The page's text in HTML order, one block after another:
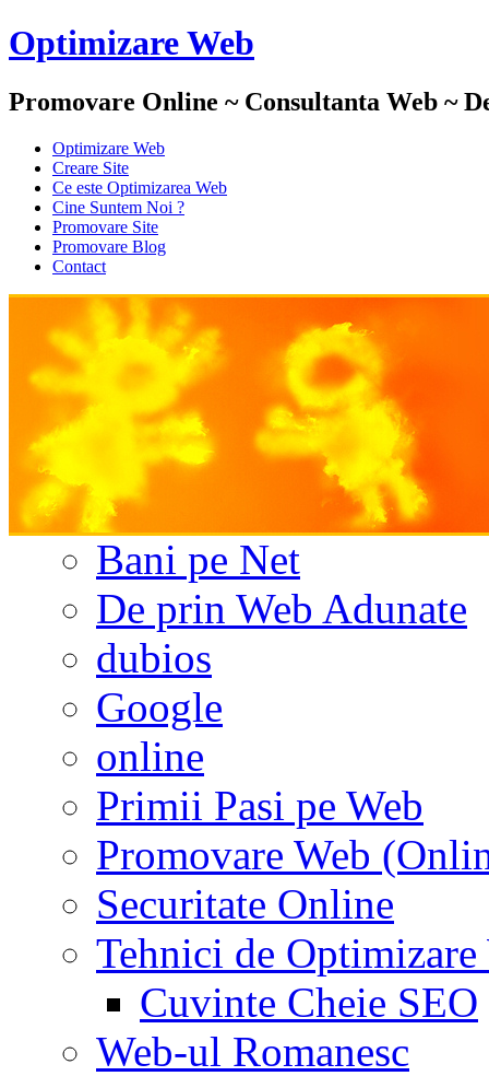
Optimizare Web
Promovare Online ~ Consultanta Web ~
Optimizare Web
Creare Site
Ce este Optimizarea Web
Cine Suntem Noi ?
Promovare Site
Promovare Blog
Contact
Daruire
Optimizare Web :
Bani pe Net
De prin Web Adunate
dubios
Google
online
Primii Pasi pe Web
Promovare Web
Securitate Online
Tehnici de Optimizare
Cuvinte Cheie SEO
Web-ul Romanesc